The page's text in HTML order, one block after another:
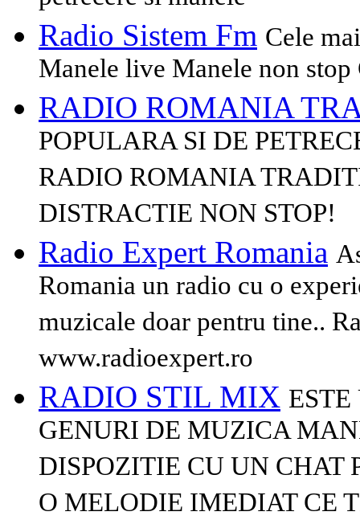
Radio Sistem Fm Cele
Manele live Manele non
RADIO ROMANIA
POPULARA SI DE
RADIO ROMANIA
DISTRACTIE NON STOP!
Radio Expert Romania
Romania un radio cu o
muzicale doar pentru tine..
www.radioexpert.ro
RADIO STIL MIX
GENURI DE MUZICA
DISPOZITIE CU UN CHAT
O MELODIE IMEDIAT CE